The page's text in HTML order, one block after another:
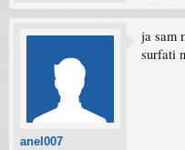
anel007
ja sam
surfati